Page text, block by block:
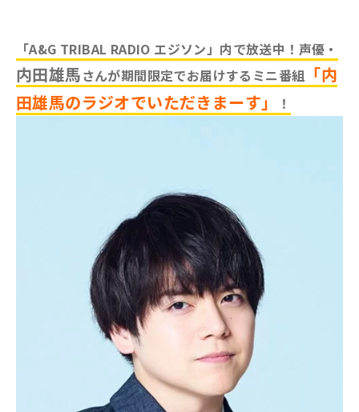
「A&G TRIBAL RADIO エジソン」内で放送中！声優・
内田雄馬さんが期間限定でお届けするミニ番組 「内
田雄馬のラジオでいただきまーす」
！